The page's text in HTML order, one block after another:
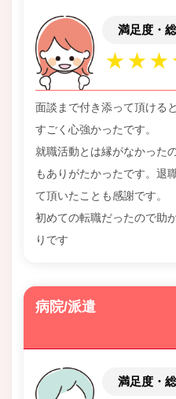
満足度・
面談まで付き添って頂ける
すごく心強かったです。
就職活動とは縁がなかった
もありがたかったです。退
て頂いたことも感謝です。
初めての転職だったので助
りです
病院/派遣
満足度・